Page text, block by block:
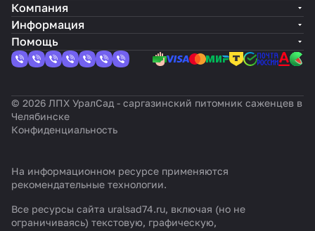
Компания
Информация
Помощь
© 2026 ЛПХ УралСад - саргазинский питомник саженцев в
Челябинске
Конфиденциальность
На информационном ресурсе применяются
рекомендательные технологии.
Все ресурсы сайта uralsad74.ru, включая (но не
ограничиваясь) текстовую, графическую,